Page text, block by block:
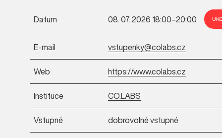
Datum 08. 07. 2026 18:00–20:00
E-mail vstupenky@colabs.cz
Web https://www.colabs.cz
Instituce CO.LABS
Vstupné dobrovolné vstupné